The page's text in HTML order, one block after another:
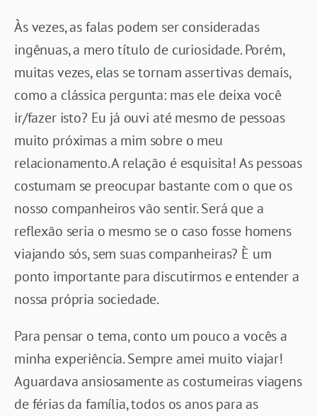
Às vezes, as falas podem ser consideradas
ingênuas, a mero título de curiosidade. Porém,
muitas vezes, elas se tornam assertivas demais,
como a clássica pergunta: mas ele deixa você
ir/fazer isto? Eu já ouvi até mesmo de pessoas
muito próximas a mim sobre o meu
relacionamento. A relação é esquisita! As pessoas
costumam se preocupar bastante com o que os
nosso companheiros vão sentir. Será que a
reflexão seria o mesmo se o caso fosse homens
viajando sós, sem suas companheiras? È um
ponto importante para discutirmos e entender a
nossa própria sociedade.
Para pensar o tema, conto um pouco a vocês a
minha experiência. Sempre amei muito viajar!
Aguardava ansiosamente as costumeiras viagens
de férias da família, todos os anos para as